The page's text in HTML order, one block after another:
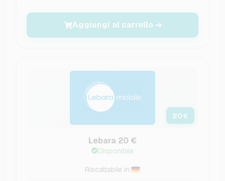
Aggiungi al carrello
20€
Lebara 20 €
Disponibile
Riscattabile in: